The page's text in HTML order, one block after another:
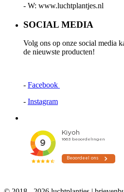
- W: www.luchtplantjes.nl
SOCIAL MEDIA
Volg ons op onze social media
de nieuwste producten!
- Facebook
- Instagram